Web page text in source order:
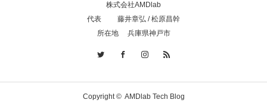
株式会社AMDlab
代表 藤井章弘 / 松原昌幹
所在地 兵庫県神戸市
Copyright © AMDlab Tech Blog